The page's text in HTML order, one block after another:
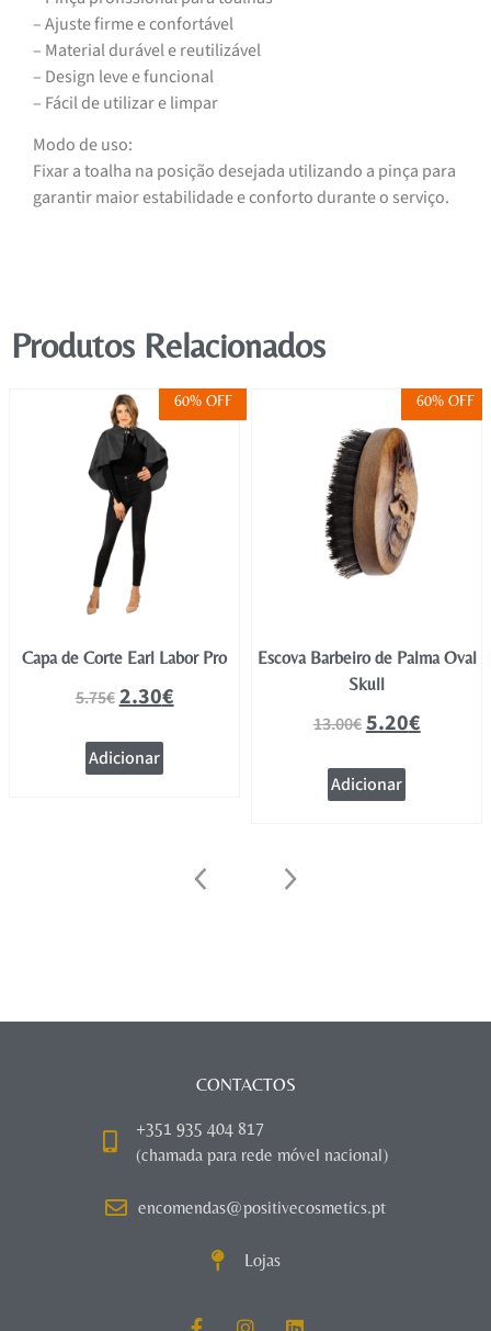
– Ajuste firme e confortável
– Material durável e reutilizável
– Design leve e funcional
– Fácil de utilizar e limpar
Modo de uso:
Fixar a toalha na posição desejada utilizando a pinça para
garantir maior estabilidade e conforto durante o serviço.
Produtos Relacionados
60% OFF
Capa de Corte Earl Labor Pro
5.75€2.30€
Adicionar
60% OFF
Escova Barbeiro de Palma Oval
Skull
13.00€5.20€
Adicionar
CONTACTOS
+351 935 404 817
(chamada para rede móvel nacional)
encomendas@positivecosmetics.pt
Lojas